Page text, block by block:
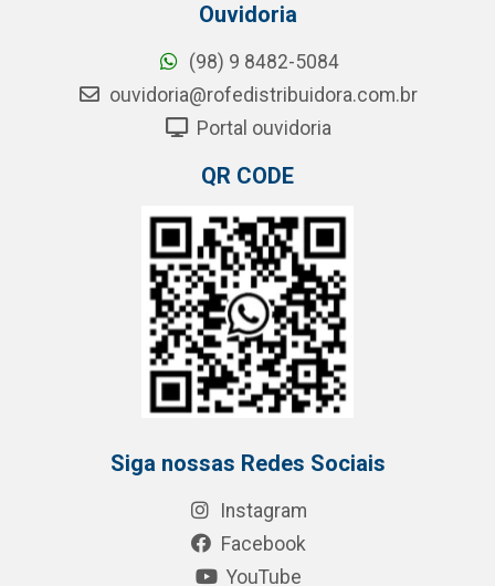
Ouvidoria
(98) 9 8482-5084
ouvidoria@rofedistribuidora.com.br
Portal ouvidoria
QR CODE
Siga nossas Redes Sociais
Instagram
Facebook
YouTube